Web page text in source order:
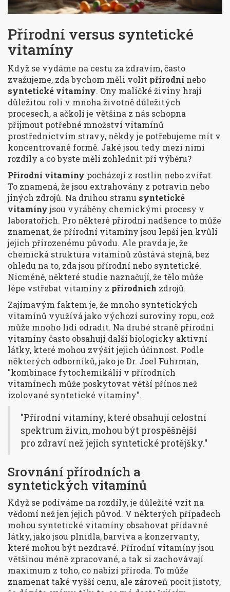
Přírodní versus syntetické
vitamíny
Když se vydáme na cestu za zdravím, často
zvažujeme, zda bychom měli volit přírodní nebo
syntetické vitamíny. Ony maličké živiny hrají
důležitou roli v mnoha životně důležitých
procesech, a ačkoli je většina z nás schopna
přijmout potřebné množství vitamínů
prostřednictvím stravy, někdy je potřebujeme mít v
koncentrované formě. Jaké jsou tedy mezi nimi
rozdíly a co byste měli zohlednit při výběru?
Přírodní vitamíny pocházejí z rostlin nebo zvířat.
To znamená, že jsou extrahovány z potravin nebo
jiných zdrojů. Na druhou stranu syntetické
vitamínyjsou vyráběny chemickými procesy v
laboratořích. Pro některé přírodní nadšence to může
znamenat, že přírodní vitamíny jsou lepší jen kvůli
jejich přirozenému původu. Ale pravda je, že
chemická struktura vitamínů zůstává stejná, bez
ohledu na to, zda jsou přírodní nebo syntetické.
Nicméně, některé studie naznačují, že tělo může
lépe vstřebat vitamíny z přírodních zdrojů.
Zajímavým faktem je, že mnoho syntetických
vitamínů využívá jako výchozí suroviny ropu, což
může mnoho lidí odradit. Na druhé straně přírodní
vitamíny často obsahují další biologicky aktivní
látky, které mohou zvýšit jejich účinnost. Podle
některých odborníků, jako je Dr. Joel Fuhrman,
"kombinace fytochemikálií v přírodních
vitamínech může poskytovat větší přínos než
izolované syntetické vitamíny".
"Přírodní vitamíny, které obsahují celostní
spektrum živin, mohou být prospěšnější
pro zdraví než jejich syntetické protějšky."
Srovnání přírodních a
syntetických vitamínů
Když se podíváme na rozdíly, je důležité vzít na
vědomí než jen jejich původ. V některých případech
mohou syntetické vitamíny obsahovat přídavné
látky, jako jsou plnidla, barviva a konzervanty,
které mohou být nezdravé. Přírodní vitamíny jsou
většinou méně zpracované, a tak si zachovávají
maximum z toho, co nabízí příroda. To může
znamenat také vyšší cenu, ale zároveň pocit jistoty,